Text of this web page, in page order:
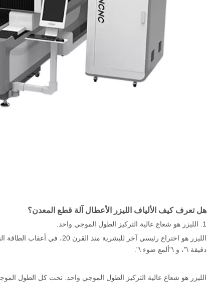
هل تعرف كيف الألياف الليزر الأعطال آلة قطع المعدن؟
1. الليزر هو شعاع عالية التركيز الطول الموجي واحد.
الليزر هو اختراع رئيسي آخر
دقيقة \"، و \"ألمع ضوء \".
الليزر هو شعاع عالية التركيز الطول الموجي واحد. تحت كل الطول